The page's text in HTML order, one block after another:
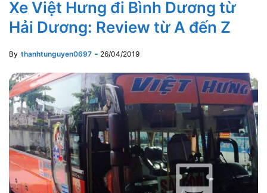
Xe Việt Hưng đi Bình Dương từ
Hải Dương: Review từ A đến Z
By thanhtunguyen0697 26/04/2019